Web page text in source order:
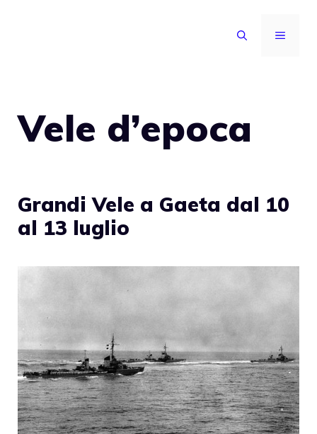
MENU
Vele d’epoca
Grandi Vele a Gaeta dal 10
al 13 luglio